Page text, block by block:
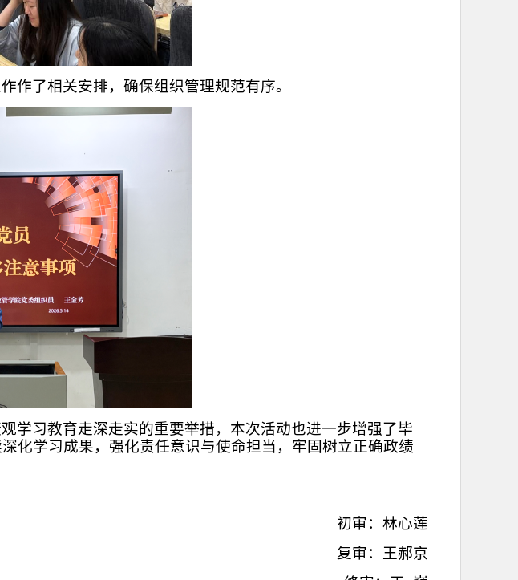
作了相关安排，确保组织管理规范有序。
学习教育走深走实的重要举措，本次活动也进一步增强了毕
化学习成果，强化责任意识与使命担当，牢固树立正确政绩
初审：林心莲
复审：王郝京